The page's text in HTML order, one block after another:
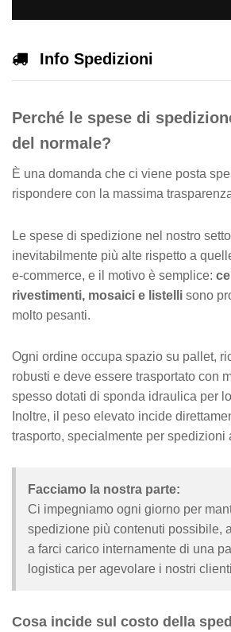
Info Spedizioni
Perché le spese di
del normale?
È una domanda che ci viene posta
rispondere con la massima
Le spese di spedizione nel nostro
inevitabilmente più alte rispetto a
e-commerce, e il motivo è semplice:
rivestimenti, mosaici e listelli sono
molto pesanti.
Ogni ordine occupa spazio su pallet,
robusti e deve essere trasportato con
spesso dotati di sponda idraulica per
Inoltre, il peso elevato incide
trasporto, specialmente per spedizioni
Facciamo la nostra parte:
Ci impegniamo ogni giorno per
spedizione più contenuti possibile,
a farci carico internamente di una
logistica per agevolare i nostri
Cosa incide sul costo della